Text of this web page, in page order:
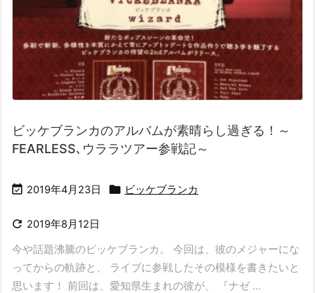
ビッケブランカのアルバムが素晴らし過ぎる！～
FEARLESS､ウララツアー参戦記～
 2019年4月23日  ビッケブランカ
 2019年8月12日
今や話題沸騰のビッケブランカ。 今回は、彼のメジャーにな
ってからの軌跡と、 ライブに参戦したその模様を書きたいと
思います！ 前回は、愛知県生まれの彼が、 『ナゼ ...